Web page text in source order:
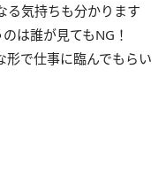
る気持ちも分かります
は誰が見てもNG！
形で仕事に臨んでもらい